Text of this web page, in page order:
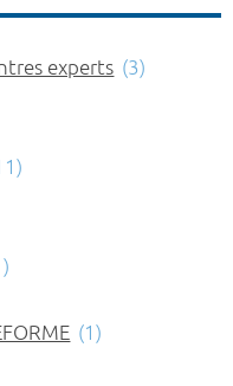
experts (3)
(1)